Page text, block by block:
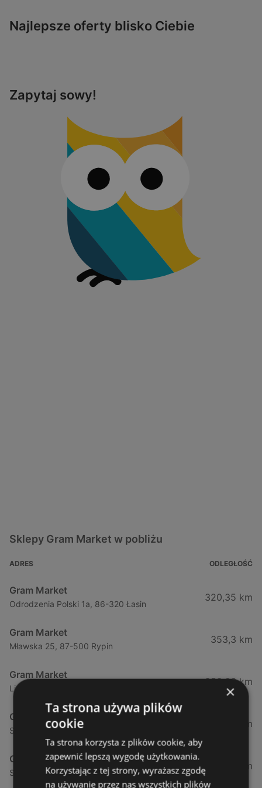
Najlepsze oferty blisko Ciebie
Zapytaj sowy!
Sklepy Gram Market w pobliżu
ADRES ODLEGŁOŚĆ
Gram Market
Odrodzenia Polski 1a, 86-320 Łasin
320,35 km
Gram Market
Mławska 25, 87-500 Rypin
353,3 km
Gram Market
Lissowskiego 45, 87-500 Rypin
353,66 km
Gram Market
Starowiejska 87, 87-603 Wielgie
356,05 km
Gram Market
Stodólna 16, 87-610 Dobrzyń nad Wisłą
364,45 km
×
Ta strona używa plików
cookie
Ta strona korzysta z plików cookie, aby
zapewnić lepszą wygodę użytkowania.
Korzystając z tej strony, wyrażasz zgodę
na używanie przez nas wszystkich plików